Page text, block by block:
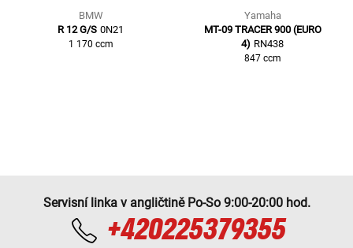
BMW
R 12 G/S 0N21
1 170 ccm
Yamaha
MT-09 TRACER 900 (EURO
4) RN438
847 ccm
Servisní linka v angličtině Po-So 9:00-20:00 hod.
+420225379355